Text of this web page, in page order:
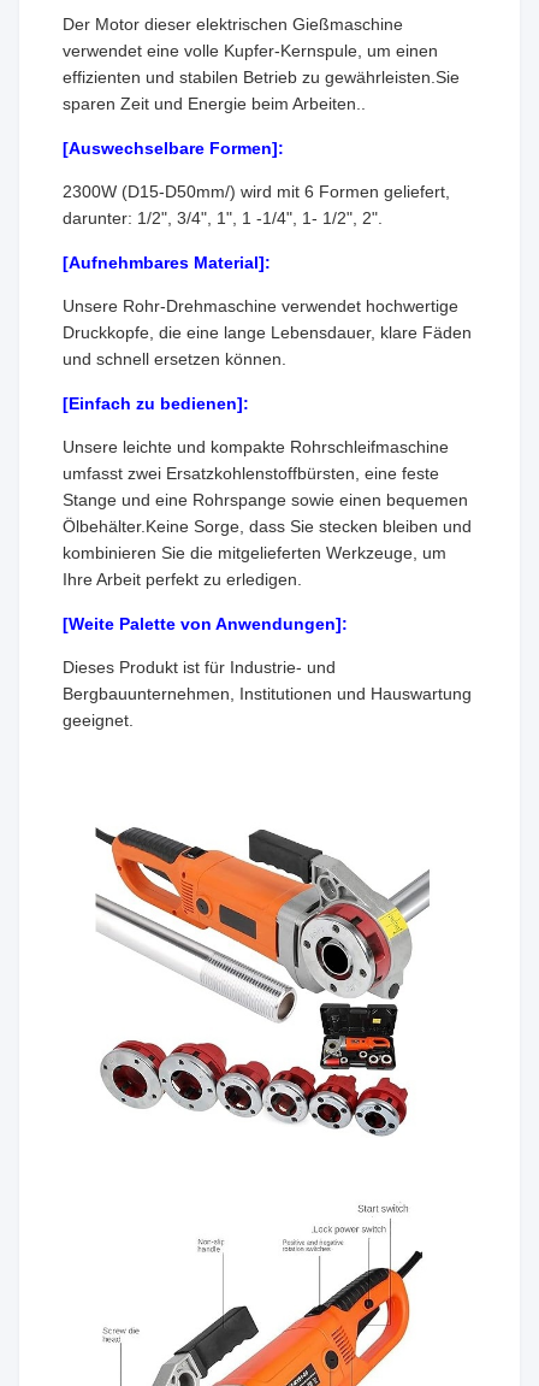
Der Motor dieser elektrischen Gießmaschine
verwendet eine volle Kupfer-Kernspule, um einen
effizienten und stabilen Betrieb zu gewährleisten.Sie
sparen Zeit und Energie beim Arbeiten..
[Auswechselbare Formen]:
2300W (D15-D50mm/) wird mit 6 Formen geliefert,
darunter: 1/2", 3/4", 1", 1 -1/4", 1- 1/2", 2".
[Aufnehmbares Material]:
Unsere Rohr-Drehmaschine verwendet hochwertige
Druckkopfe, die eine lange Lebensdauer, klare Fäden
und schnell ersetzen können.
[Einfach zu bedienen]:
Unsere leichte und kompakte Rohrschleifmaschine
umfasst zwei Ersatzkohlenstoffbürsten, eine feste
Stange und eine Rohrspange sowie einen bequemen
Ölbehälter.Keine Sorge, dass Sie stecken bleiben und
kombinieren Sie die mitgelieferten Werkzeuge, um
Ihre Arbeit perfekt zu erledigen.
[Weite Palette von Anwendungen]:
Dieses Produkt ist für Industrie- und
Bergbauunternehmen, Institutionen und Hauswartung
geeignet.